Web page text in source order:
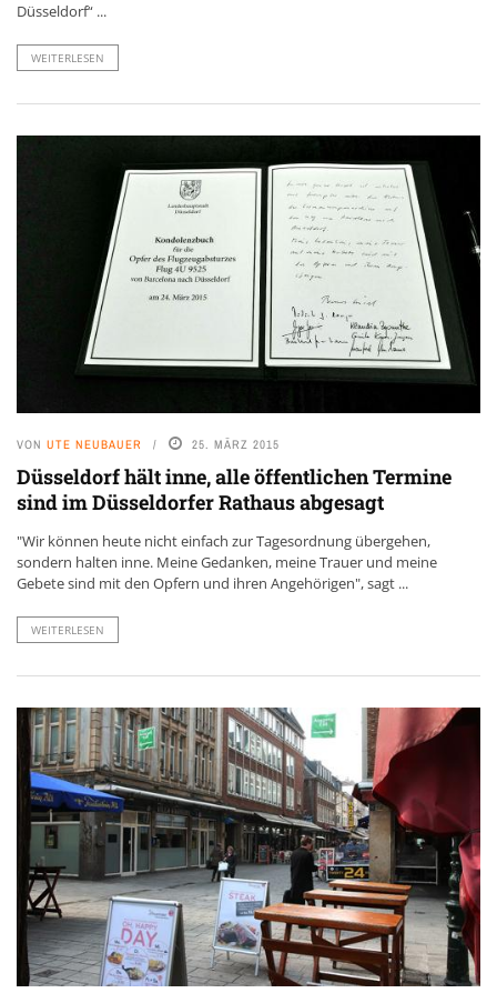
Düsseldorf“ ...
WEITERLESEN
VON UTE NEUBAUER 25. MÄRZ 2015
Düsseldorf hält inne, alle öffentlichen Termine
sind im Düsseldorfer Rathaus abgesagt
"Wir können heute nicht einfach zur Tagesordnung übergehen,
sondern halten inne. Meine Gedanken, meine Trauer und meine
Gebete sind mit den Opfern und ihren Angehörigen", sagt ...
WEITERLESEN